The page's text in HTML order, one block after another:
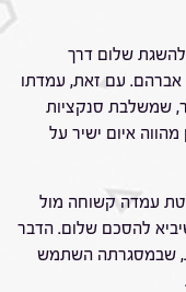
שלום דרך
אברהם. עם זאת, עמדתו
שמשלבת סנקציות
איום ישיר על
עמדה קשוחה מול
להסכם שלום. הדבר
שבמסגרתה השתמש